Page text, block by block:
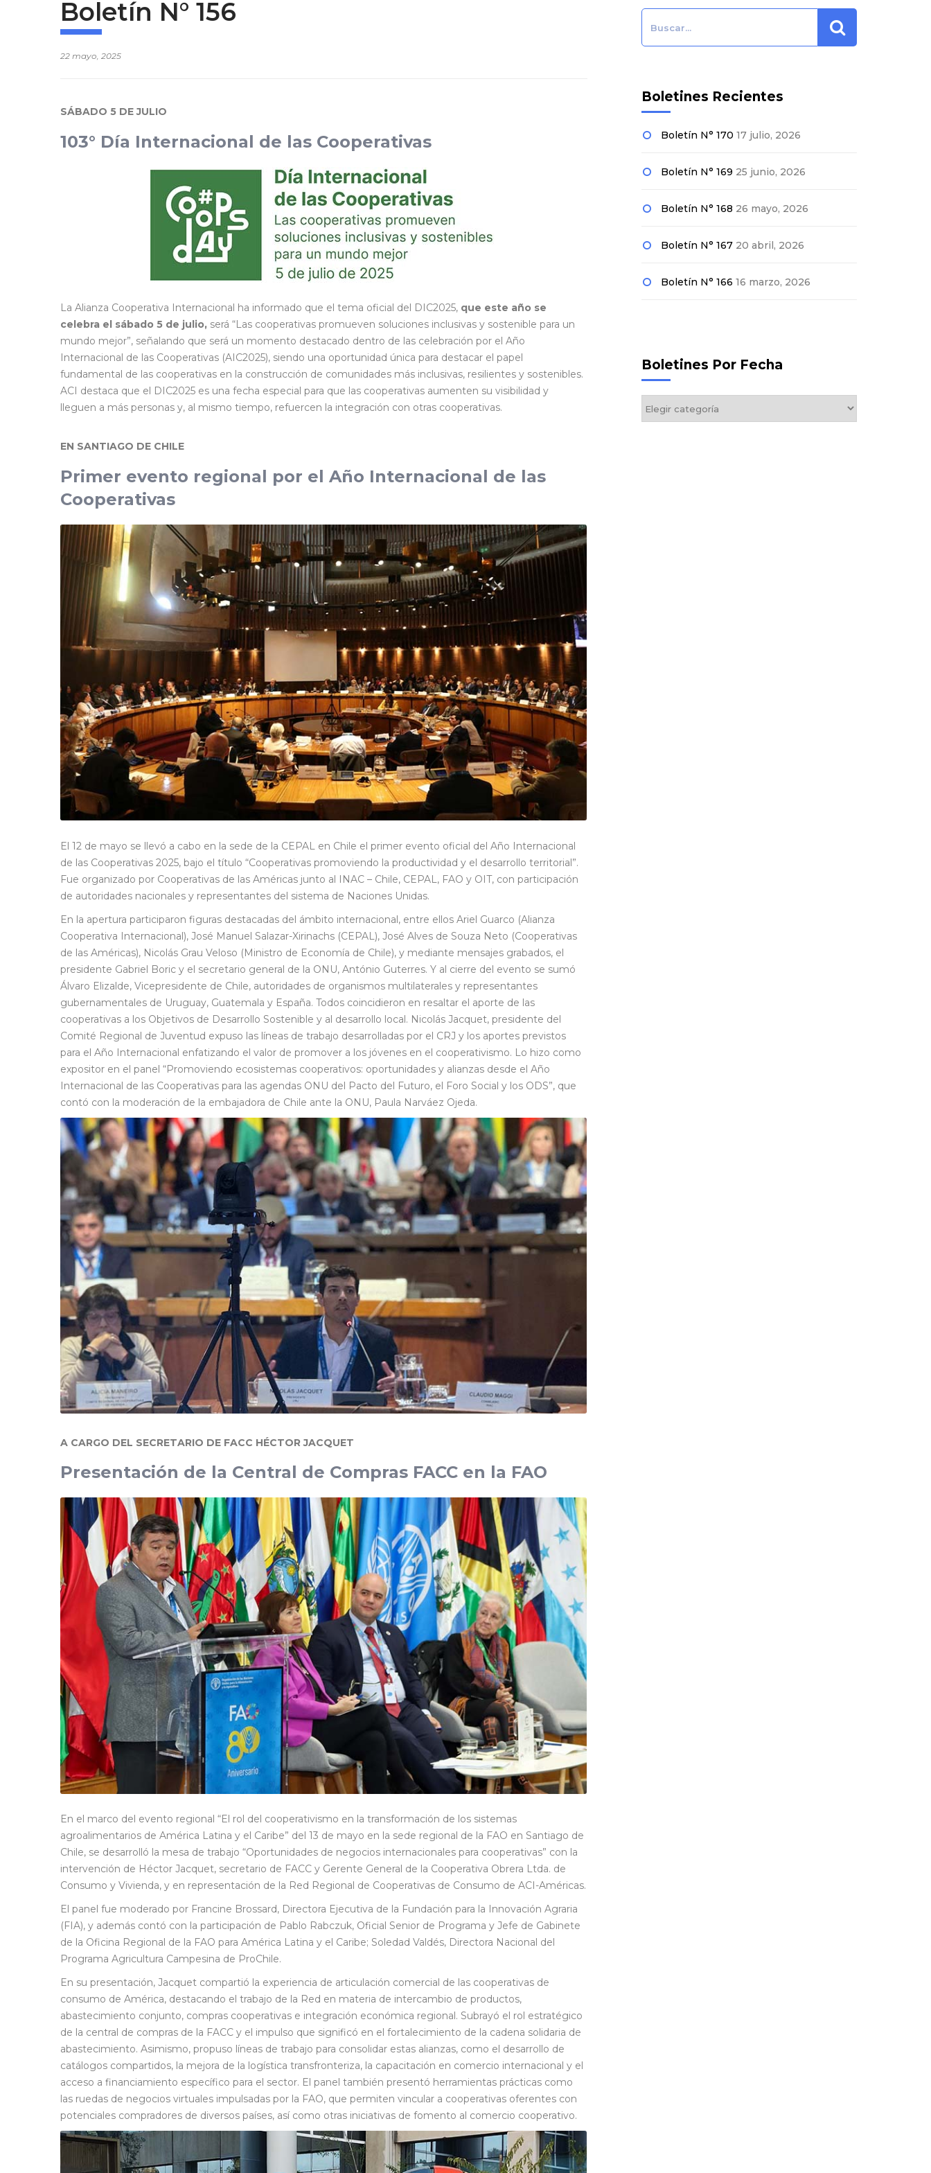
Boletín N° 156
22 mayo, 2025
SÁBADO 5 DE JULIO
103° Día Internacional de las Cooperativas
La Alianza Cooperativa Internacional ha informado que el tema oficial del DIC2025, que este año se
celebra el sábado 5 de julio, será “Las cooperativas promueven soluciones inclusivas y sostenible para un
mundo mejor”, señalando que será un momento destacado dentro de las celebración por el Año
Internacional de las Cooperativas (AIC2025), siendo una oportunidad única para destacar el papel
fundamental de las cooperativas en la construcción de comunidades más inclusivas, resilientes y sostenibles.
ACI destaca que el DIC2025 es una fecha especial para que las cooperativas aumenten su visibilidad y
lleguen a más personas y, al mismo tiempo, refuercen la integración con otras cooperativas.
EN SANTIAGO DE CHILE
Primer evento regional por el Año Internacional de las
Cooperativas
El 12 de mayo se llevó a cabo en la sede de la CEPAL en Chile el primer evento oficial del Año Internacional
de las Cooperativas 2025, bajo el título “Cooperativas promoviendo la productividad y el desarrollo territorial”.
Fue organizado por Cooperativas de las Américas junto al INAC – Chile, CEPAL, FAO y OIT, con participación
de autoridades nacionales y representantes del sistema de Naciones Unidas.
En la apertura participaron figuras destacadas del ámbito internacional, entre ellos Ariel Guarco (Alianza
Cooperativa Internacional), José Manuel Salazar-Xirinachs (CEPAL), José Alves de Souza Neto (Cooperativas
de las Américas), Nicolás Grau Veloso (Ministro de Economía de Chile), y mediante mensajes grabados, el
presidente Gabriel Boric y el secretario general de la ONU, António Guterres. Y al cierre del evento se sumó
Álvaro Elizalde, Vicepresidente de Chile, autoridades de organismos multilaterales y representantes
gubernamentales de Uruguay, Guatemala y España. Todos coincidieron en resaltar el aporte de las
cooperativas a los Objetivos de Desarrollo Sostenible y al desarrollo local. Nicolás Jacquet, presidente del
Comité Regional de Juventud expuso las líneas de trabajo desarrolladas por el CRJ y los aportes previstos
para el Año Internacional enfatizando el valor de promover a los jóvenes en el cooperativismo. Lo hizo como
expositor en el panel “Promoviendo ecosistemas cooperativos: oportunidades y alianzas desde el Año
Internacional de las Cooperativas para las agendas ONU del Pacto del Futuro, el Foro Social y los ODS”, que
contó con la moderación de la embajadora de Chile ante la ONU, Paula Narváez Ojeda.
A CARGO DEL SECRETARIO DE FACC HÉCTOR JACQUET
Presentación de la Central de Compras FACC en la FAO
En el marco del evento regional “El rol del cooperativismo en la transformación de los sistemas
agroalimentarios de América Latina y el Caribe” del 13 de mayo en la sede regional de la FAO en Santiago de
Chile, se desarrolló la mesa de trabajo “Oportunidades de negocios internacionales para cooperativas” con la
intervención de Héctor Jacquet, secretario de FACC y Gerente General de la Cooperativa Obrera Ltda. de
Consumo y Vivienda, y en representación de la Red Regional de Cooperativas de Consumo de ACI-Américas.
El panel fue moderado por Francine Brossard, Directora Ejecutiva de la Fundación para la Innovación Agraria
(FIA), y además contó con la participación de Pablo Rabczuk, Oficial Senior de Programa y Jefe de Gabinete
de la Oficina Regional de la FAO para América Latina y el Caribe; Soledad Valdés, Directora Nacional del
Programa Agricultura Campesina de ProChile.
En su presentación, Jacquet compartió la experiencia de articulación comercial de las cooperativas de
consumo de América, destacando el trabajo de la Red en materia de intercambio de productos,
abastecimiento conjunto, compras cooperativas e integración económica regional. Subrayó el rol estratégico
de la central de compras de la FACC y el impulso que significó en el fortalecimiento de la cadena solidaria de
abastecimiento. Asimismo, propuso líneas de trabajo para consolidar estas alianzas, como el desarrollo de
catálogos compartidos, la mejora de la logística transfronteriza, la capacitación en comercio internacional y el
acceso a financiamiento específico para el sector. El panel también presentó herramientas prácticas como
las ruedas de negocios virtuales impulsadas por la FAO, que permiten vincular a cooperativas oferentes con
potenciales compradores de diversos países, así como otras iniciativas de fomento al comercio cooperativo.
Boletines Recientes
Boletín N° 170 17 julio, 2026
Boletín N° 169 25 junio, 2026
Boletín N° 168 26 mayo, 2026
Boletín N° 167 20 abril, 2026
Boletín N° 166 16 marzo, 2026
Boletines Por Fecha
Boletines
por